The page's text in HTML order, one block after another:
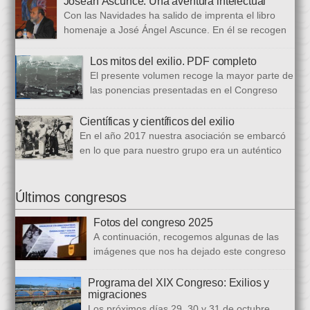
de dieciséis ponencias. El libro se ha estructurado en tres
bloques. En el primero se analizan aspectos generales del arte
popular […]
Con las Navidades ha salido de imprenta el libro
homenaje a José Ángel Ascunce. En él se recogen
desde diferentes perspectivas, incluyendo una detallada
biografía, bibliografía y una recopilación fotográfica. Los
coordinadores han sido Carmen Gil Fombellida y José Ramón
Zabala. Con ellos han particidado once escritores: […]
Los mitos del exilio. PDF completo
El presente volumen recoge la mayor parte de
las ponencias presentadas en el Congreso
primera vez, hemos acordado difundirlo, además de en
formato papel, en formato PDF con la finalidad de reducir los
costes de correo que supone su difusión. En este PDF es
posible acceder a todos […]
Científicas y científicos del exilio
En el año 2017 nuestra asociación se embarcó
en lo que para nuestro grupo era un auténtico
ciencia del exilio. El objetivo era recuperar y difundir las figuras
y la obra de los científicos y científicas que tuvieron que […]
Últimos congresos
Fotos del congreso 2025
A continuación, recogemos algunas de las
imágenes que nos ha dejado este congreso
distintos escenarios de la Diputación Foral del Gipuzkoa, la
Biblioteca Carlos Santamaría y la Facultad de Letras de la
Programa del XIX Congreso: Exilios y
migraciones